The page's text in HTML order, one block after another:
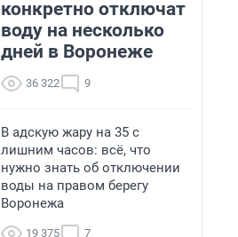
конкретно отключат
воду на несколько
дней в Воронеже
36 322 9
В адскую жару на 35 с
лишним часов: всё, что
нужно знать об отключении
воды на правом берегу
Воронежа
19 375 7